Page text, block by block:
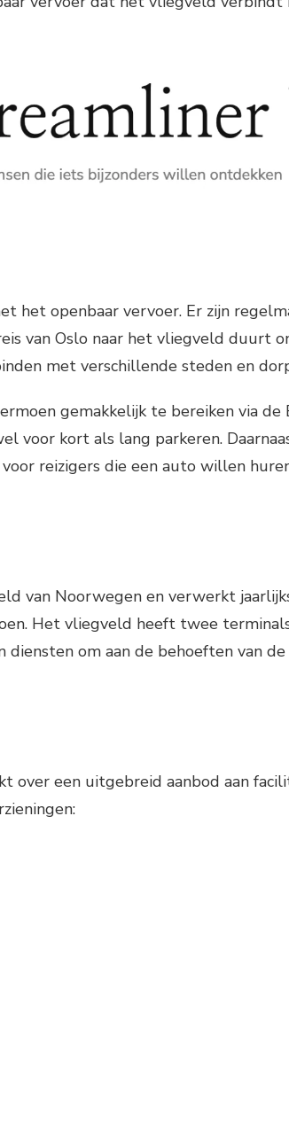
het openbaar vervoer. Er zijn
van Oslo naar het vliegveld duurt
met verschillende steden en
gemakkelijk te bereiken via de
voor kort als lang parkeren.
reizigers die een auto willen
van Noorwegen en verwerkt
Het vliegveld heeft twee
om aan de behoeften van
over een uitgebreid aanbod aan